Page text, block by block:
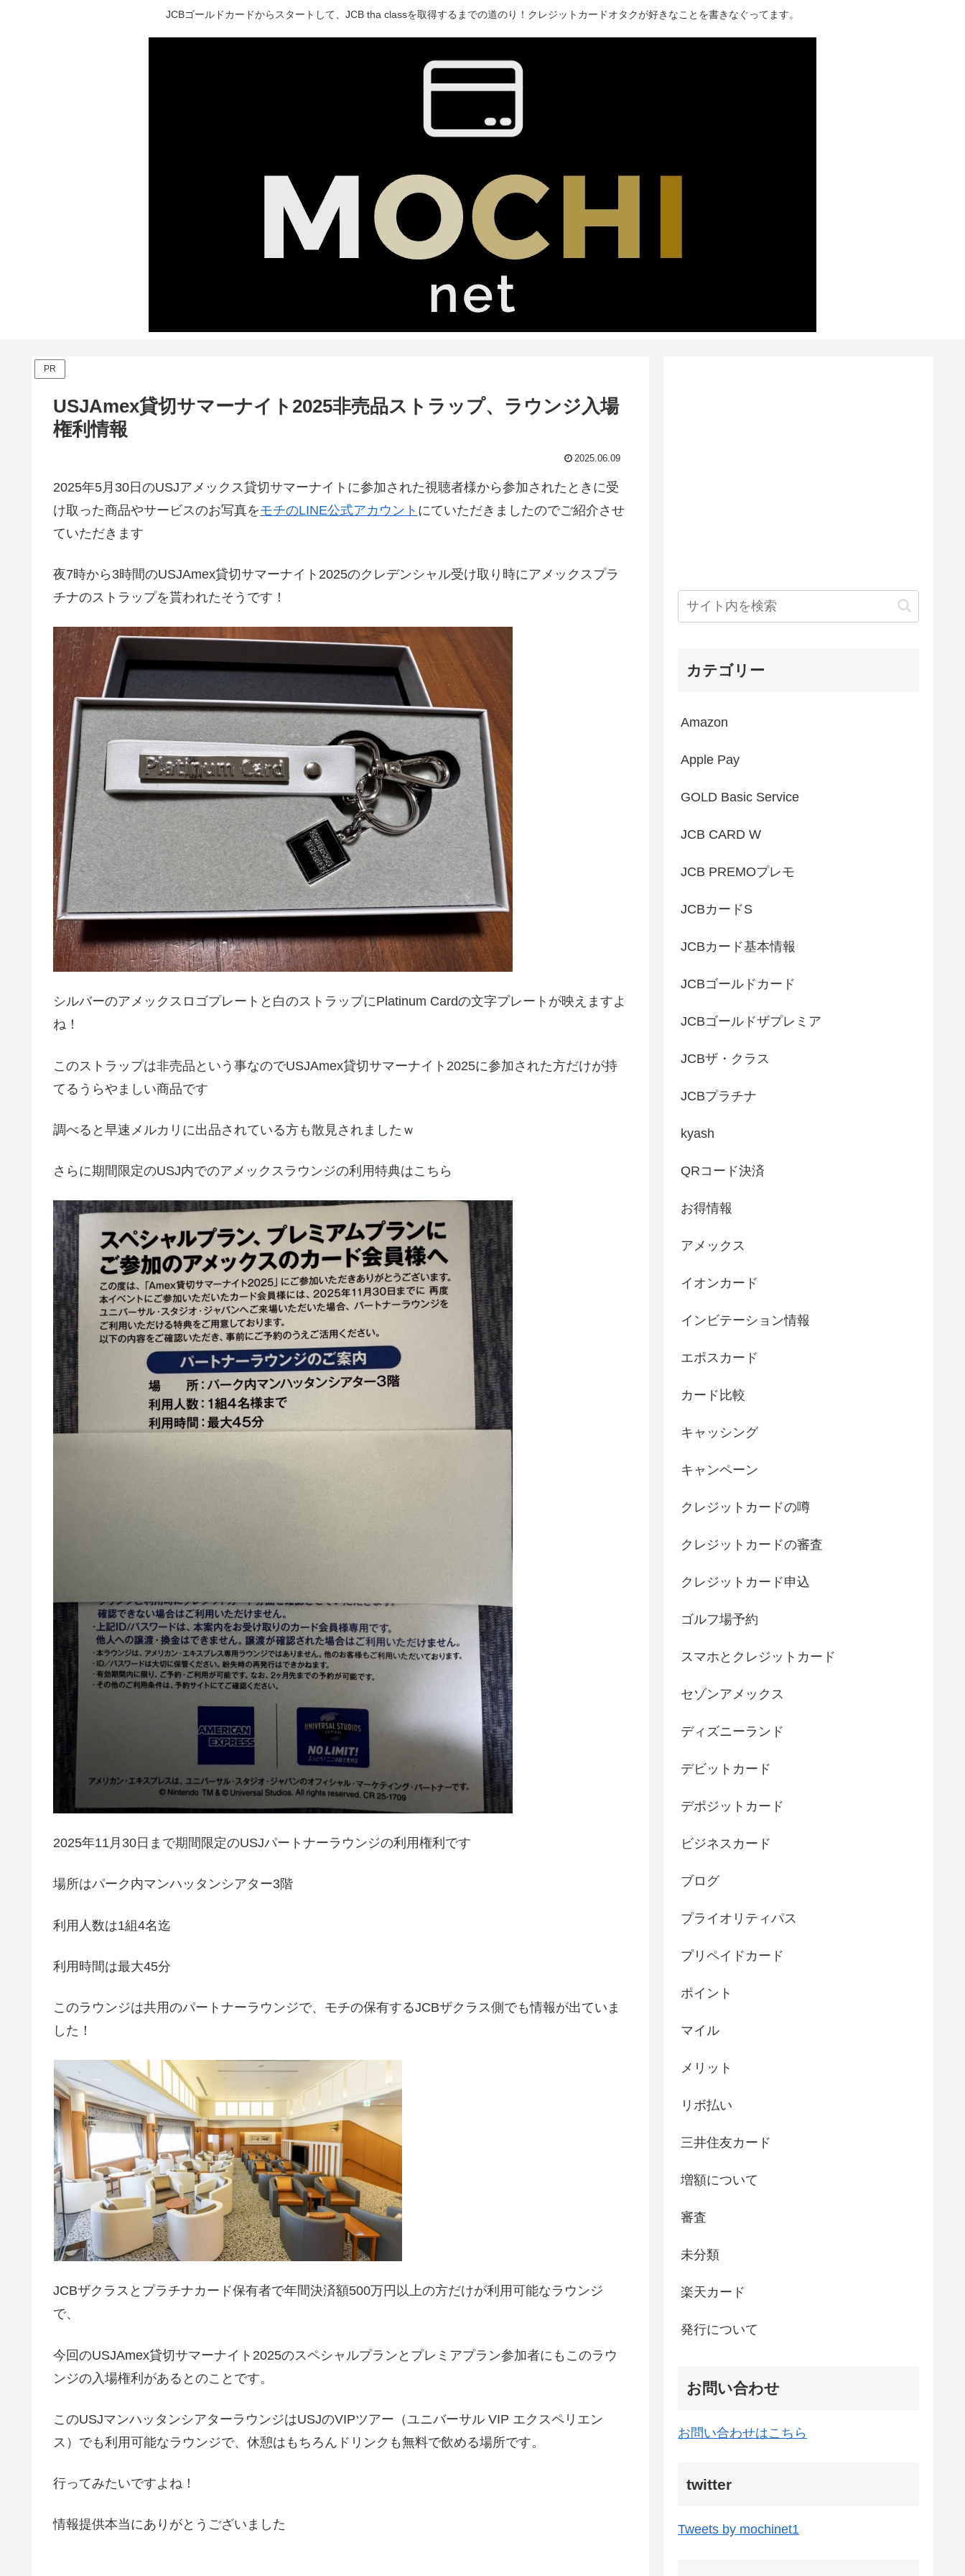
JCBゴールドカードからスタートして、JCB tha classを取得するまでの道のり！クレジットカードオタクが好きなことを書きなぐってます。
PR
USJAmex貸切サマーナイト2025非売品ストラップ、ラウンジ入場
権利情報
2025.06.09
2025年5月30日のUSJアメックス貸切サマーナイトに参加された視聴者様から参加されたときに受
け取った商品やサービスのお写真をモチのLINE公式アカウント にていただきましたのでご紹介させ
ていただきます
夜7時から3時間のUSJAmex貸切サマーナイト2025のクレデンシャル受け取り時にアメックスプラ
チナのストラップを貰われたそうです！
シルバーのアメックスロゴプレートと白のストラップにPlatinum Cardの文字プレートが映えますよ
ね！
このストラップは非売品という事なのでUSJAmex貸切サマーナイト2025に参加された方だけが持
てるうらやましい商品です
調べると早速メルカリに出品されている方も散見されましたｗ
さらに期間限定のUSJ内でのアメックスラウンジの利用特典はこちら
2025年11月30日まで期間限定のUSJパートナーラウンジの利用権利です
場所はパーク内マンハッタンシアター3階
利用人数は1組4名迄
利用時間は最大45分
このラウンジは共用のパートナーラウンジで、モチの保有するJCBザクラス側でも情報が出ていま
した！
JCBザクラスとプラチナカード保有者で年間決済額500万円以上の方だけが利用可能なラウンジ
で、
今回のUSJAmex貸切サマーナイト2025のスペシャルプランとプレミアプラン参加者にもこのラウ
ンジの入場権利があるとのことです。
このUSJマンハッタンシアターラウンジはUSJのVIPツアー（ユニバーサル VIP エクスペリエン
ス）でも利用可能なラウンジで、休憩はもちろんドリンクも無料で飲める場所です。
行ってみたいですよね！
情報提供本当にありがとうございました
カテゴリー
Amazon
Apple Pay
GOLD Basic Service
JCB CARD W
JCB PREMOプレモ
JCBカードS
JCBカード基本情報
JCBゴールドカード
JCBゴールドザプレミア
JCBザ・クラス
JCBプラチナ
kyash
QRコード決済
お得情報
アメックス
イオンカード
インビテーション情報
エポスカード
カード比較
キャッシング
キャンペーン
クレジットカードの噂
クレジットカードの審査
クレジットカード申込
ゴルフ場予約
スマホとクレジットカード
セゾンアメックス
ディズニーランド
デビットカード
デポジットカード
ビジネスカード
ブログ
プライオリティパス
プリペイドカード
ポイント
マイル
メリット
リボ払い
三井住友カード
増額について
審査
未分類
楽天カード
発行について
お問い合わせ
お問い合わせはこちら
twitter
Tweets by mochinet1